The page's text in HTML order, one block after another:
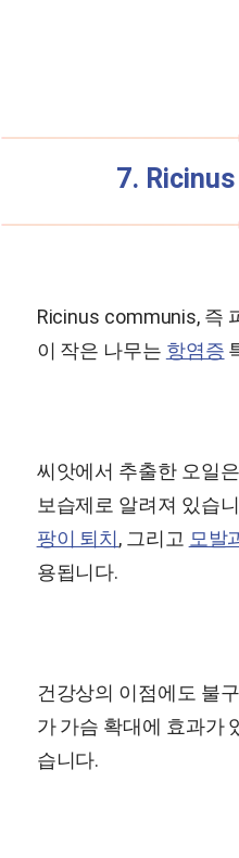
7.
Ricinus communis, 즉
이 작은 나무는 항염증
씨앗에서 추출한 오일
보습제로 알려져 있습
팡이 퇴치, 그리고 모발
용됩니다.
건강상의 이점에도 불
가 가슴 확대에 효과가
습니다.